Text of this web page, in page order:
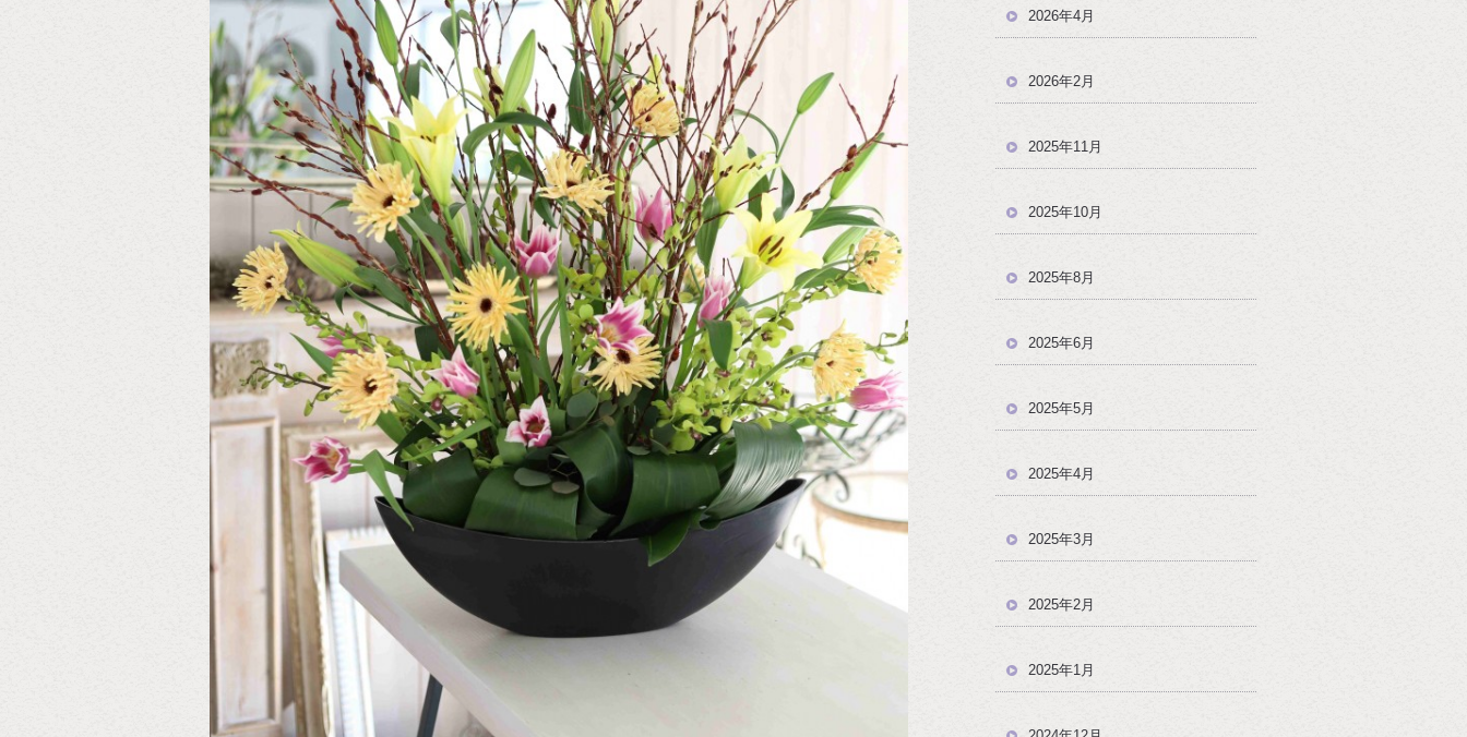
2026年4月
2026年2月
2025年11月
2025年10月
2025年8月
2025年6月
2025年5月
2025年4月
2025年3月
2025年2月
2025年1月